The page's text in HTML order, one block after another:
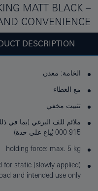
MATT BLACK –
CONVENIENCE!
DESCRIPTION
الخامة: معدن
مع الغطاء
تثبيت مخفي
915 000 يُباع على حدة)
holding force: max. 5 kg
for static (slowly applied)
and intended use only